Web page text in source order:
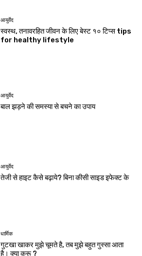
आयुर्वेद
स्वस्थ, तनावरहित जीवन के लिए बेस्ट १० टिप्स tips
for healthy lifestyle
आयुर्वेद
बाल झड़ने की समस्या से बचने का उपाय
आयुर्वेद
तेजी से हाइट कैसे बढ़ाये? बिना कीसी साइड इफेक्ट के
धार्मिक
गुटखा खाकर मुझे चूमते है, तब मुझे बहुत गुस्सा आता
है। क्या करू ?